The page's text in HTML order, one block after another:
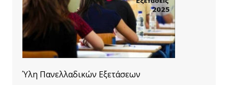
Ύλη Πανελλαδικών Εξετάσεων